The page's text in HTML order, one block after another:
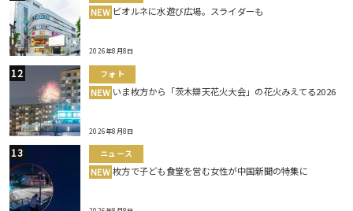
NEW ビオルネに水遊び広場。スライダーも
2026年8月8日
フォト
NEW いま枚方から「茨木辯天花火大会」の花火みえてる2026
2026年8月8日
ニュース
NEW 枚方で子ども食堂を営む女性が中国新聞の特集に